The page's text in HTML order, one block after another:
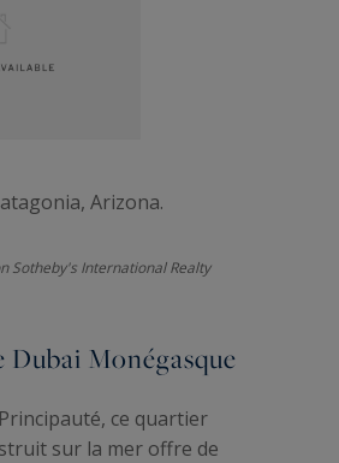
Arizona.
Sotheby's International Realty
Dubai Monégasque
ce quartier
sur la mer offre de